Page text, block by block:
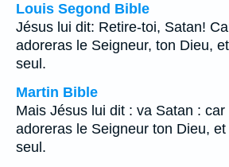
Louis Segond Bible
Jésus lui dit: Retire-toi, Satan!
adoreras le Seigneur, ton Dieu,
seul.
Martin Bible
Mais Jésus lui dit : va Satan : car
adoreras le Seigneur ton Dieu,
seul.